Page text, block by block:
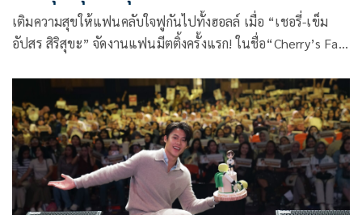
เติมความสุขให้แฟนคลับใจฟูกันไปทั้งฮอลล์ เมื่อ “เชอรี่-เข็ม
อัปสร สิริสุขะ” จัดงานแฟนมีตติ้งครั้งแรก! ในชื่อ“Cherry’s Fan
Auditorium Hall โครงการฟีนิกซ์ ประตูน้ำ เพื่อแทนคำขอบคุณ
แฟน ๆ ที่คอยติดตามและสนับสนุนเสมอมาตลอดระยะเวลา 29
ปี บนเส้นทางวงการบันเทิง หลังจากห่างหายจากการแสดงไปพัก
ใหญ่ ก็หวนคืนการแสดงอีกครั้งในซีรีส์แซฟฟิกครั้งแรก กับบท
“ประธาน” จากเรื่อง “เพียงเธอ Only You The Series” ทางช่อง
3